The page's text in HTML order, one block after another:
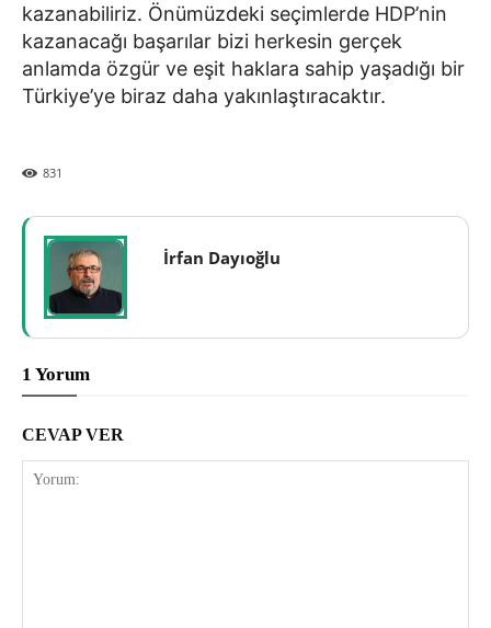
kazanabiliriz. Önümüzdeki seçimlerde HDP’nin
kazanacağı başarılar bizi herkesin gerçek
anlamda özgür ve eşit haklara sahip yaşadığı bir
Türkiye’ye biraz daha yakınlaştıracaktır.
831
İrfan Dayıoğlu
1 Yorum
CEVAP VER